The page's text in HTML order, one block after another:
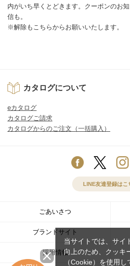
内がいち早くとどきます。クーポンのお
信も。
※解除もこちらからお願いいたします。
カタログについて
eカタログ
カタログご請求
カタログからのご注文（一括購入）
LINE友達登録はこ
ごあいさつ
ブランドサイト
採用情報
当サイトでは、サイ
向上のため、クッキ
（Cookie）を使用し